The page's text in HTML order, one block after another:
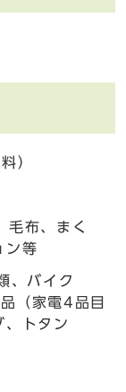
）
布、まく
ン等
、バイク
（家電4品目
、トタン